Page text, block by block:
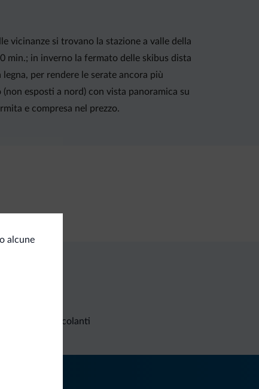
vicinanze si trovano la stazione a valle della
min.; in inverno la fermato delle skibus dista
per rendere le serate ancora più
esposti a nord) con vista panoramica su
e compresa nel prezzo.
alcune
non vincolanti